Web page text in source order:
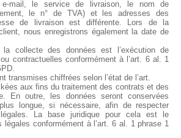
e-mail, le service de livraison, le nom de
le n° de TVA) et les adresses des
de livraison est différente. Lors de la
nous enregistrons également la date de
collecte des données est l’exécution de
contractuelles conformément à l’art. 6 al. 1
transmises chiffrées selon l’état de l’art.
aux fins du traitement des contrats et des
En outre, les données seront conservées
longue, si nécessaire, afin de respecter
légales. La base juridique pour cela est le
légales conformément à l’art. 6 al. 1 phrase 1